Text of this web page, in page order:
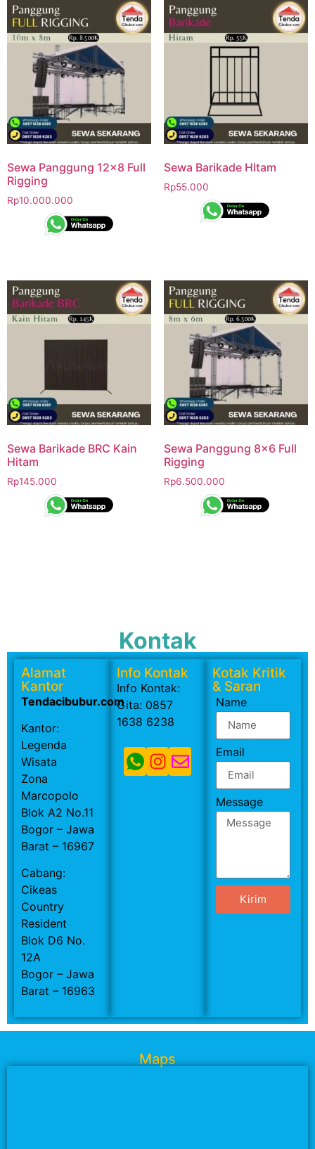
Sewa Panggung 12×8 Full
Rigging
Rp10.000.000
Sewa Barikade HItam
Rp55.000
Sewa Barikade BRC Kain
Hitam
Rp145.000
Sewa Panggung 8×6 Full
Rigging
Rp6.500.000
Kontak
Alamat
Kantor
Tendacibubur.com
Kantor:
Legenda
Wisata
Zona
Marcopolo
Blok A2 No.11
Bogor – Jawa
Barat – 16967
Cabang:
Cikeas
Country
Resident
Blok D6 No.
12A
Bogor – Jawa
Barat – 16963
Info Kontak
Info Kontak:
Gita: 0857
1638 6238
Kotak Kritik
& Saran
Name
Email
Message
Kirim
Maps